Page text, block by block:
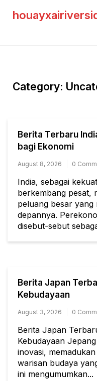
Category:
Berita Terbaru
bagi Ekonomi
August 8, 2026 0
India, sebagai
berkembang pesat,
peluang besar yang
depannya.
disebut-sebut
Berita Japan
Kebudayaan
August 3, 2026 0
Berita Japan
Kebudayaan
inovasi,
warisan budaya
ini mengumumkan...